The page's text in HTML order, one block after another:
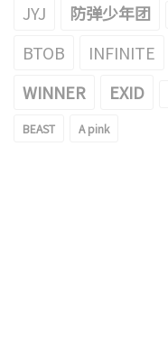
JYJ 防弹少年团
BTOB INFINITE
WINNER
EXID
BEAST A pink